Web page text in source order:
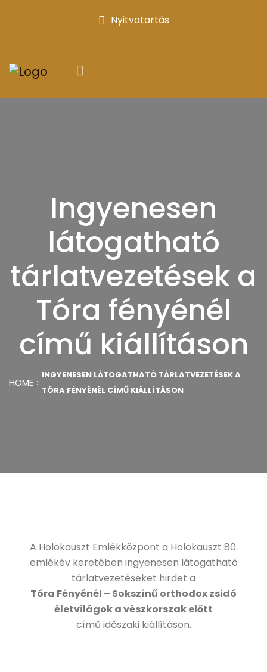
Nyitvatartás
Ingyenesen
látogatható
tárlatvezetések a
Tóra fényénél
című kiállításon
HOME
INGYENESEN LÁTOGATHATÓ TÁRLATVEZETÉSEK A
TÓRA FÉNYÉNÉL CÍMŰ KIÁLLÍTÁSON
A Holokauszt Emlékközpont a Holokauszt 80.
emlékév keretében ingyenesen látogatható
tárlatvezetéseket hirdet a
Tóra Fényénél – Sokszínű orthodox zsidó
életvilágok a vészkorszak előtt
című időszaki kiállításon.